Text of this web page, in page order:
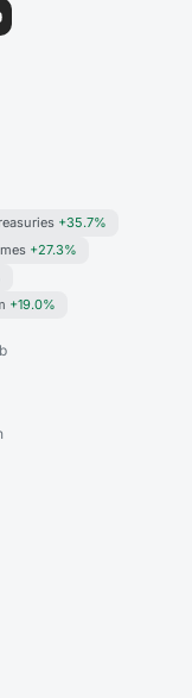
+35.7%
+27.3%
+19.0%